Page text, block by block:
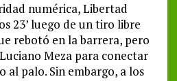
numérica, Libertad
23’ luego de un tiro libre
rebotó en la barrera, pero
Meza para conectar
al palo. Sin embargo, a los